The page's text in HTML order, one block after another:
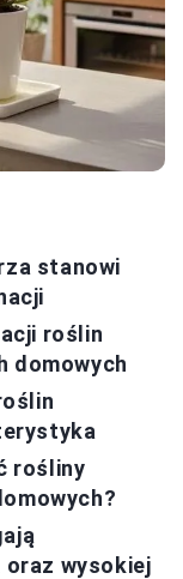
stanowi
roślin
domowych
rośliny
wysokiej